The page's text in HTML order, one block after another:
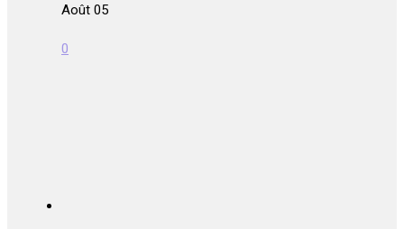
Août 05
0